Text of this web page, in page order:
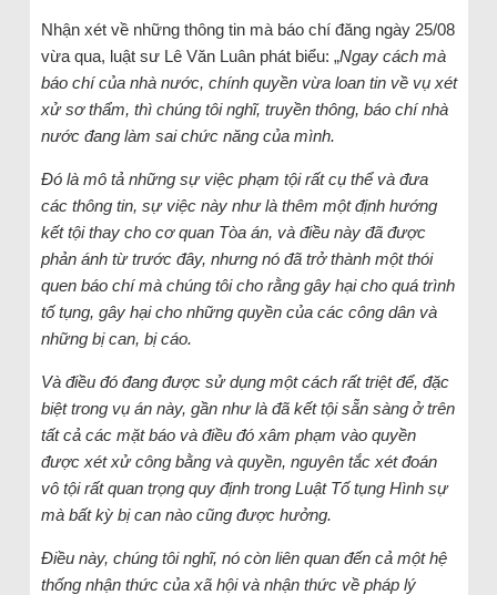
Nhận xét về những thông tin mà báo chí đăng ngày 25/08
vừa qua, luật sư Lê Văn Luân phát biểu: „Ngay cách mà
báo chí của nhà nước, chính quyền vừa loan tin về vụ xét
xử sơ thẩm, thì chúng tôi nghĩ, truyền thông, báo chí nhà
nước đang làm sai chức năng của mình.
Đó là mô tả những sự việc phạm tội rất cụ thể và đưa
các thông tin, sự việc này như là thêm một định hướng
kết tội thay cho cơ quan Tòa án, và điều này đã được
phản ánh từ trước đây, nhưng nó đã trở thành một thói
quen báo chí mà chúng tôi cho rằng gây hại cho quá trình
tố tụng, gây hại cho những quyền của các công dân và
những bị can, bị cáo.
Và điều đó đang được sử dụng một cách rất triệt để, đặc
biệt trong vụ án này, gần như là đã kết tội sẵn sàng ở trên
tất cả các mặt báo và điều đó xâm phạm vào quyền
được xét xử công bằng và quyền, nguyên tắc xét đoán
vô tội rất quan trọng quy định trong Luật Tố tụng Hình sự
mà bất kỳ bị can nào cũng được hưởng.
Điều này, chúng tôi nghĩ, nó còn liên quan đến cả một hệ
thống nhận thức của xã hội và nhận thức về pháp lý